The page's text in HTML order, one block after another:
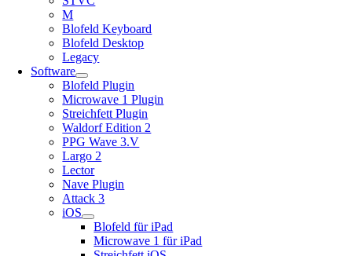
M
Blofeld Keyboard
Blofeld Desktop
Legacy
Software
Blofeld Plugin
Microwave 1 Plugin
Streichfett Plugin
Waldorf Edition 2
PPG Wave 3.V
Largo 2
Lector
Nave Plugin
Attack 3
iOS
Blofeld für iPad
Microwave 1 für iPad